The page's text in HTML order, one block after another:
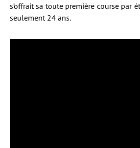
s’offrait sa toute première course par
seulement 24 ans.